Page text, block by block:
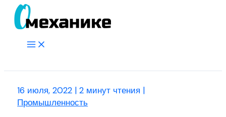
Перейти
Main
16 июля, 2022 |2 минут чтения |
Промышленность